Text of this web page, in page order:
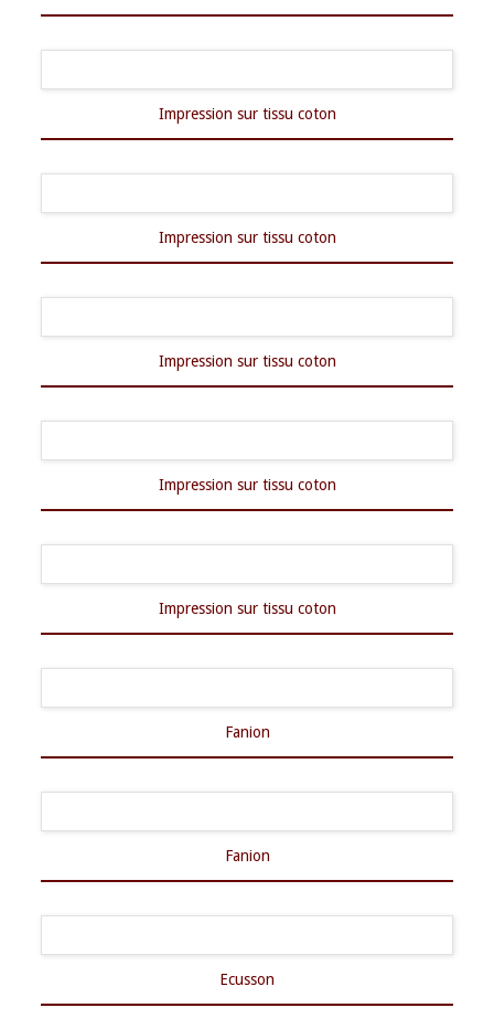
Impression sur tissu coton
Impression sur tissu coton
Impression sur tissu coton
Impression sur tissu coton
Impression sur tissu coton
Fanion
Fanion
Ecusson